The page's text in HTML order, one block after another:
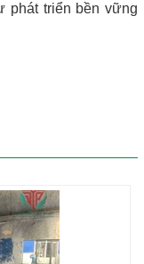
phát triển bền vững